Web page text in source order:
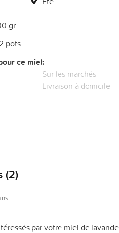
gr
2 pots
ce miel:
Sur les marchés
Livraison à domicile
(2)
par votre miel de lavande